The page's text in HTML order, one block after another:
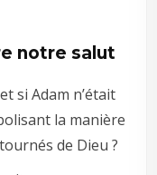
notre salut
si Adam n’était
la manière
de Dieu ?